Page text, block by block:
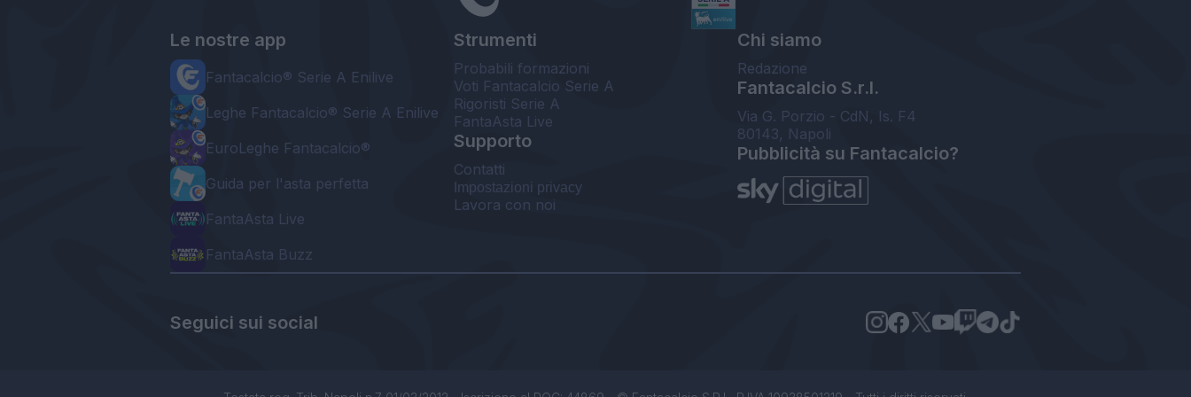
Le nostre app
Fantacalcio® Serie A Enilive
Leghe Fantacalcio® Serie A Enilive
EuroLeghe Fantacalcio®
Guida per l'asta perfetta
FantaAsta Live
FantaAsta Buzz
Strumenti
Probabili formazioni
Voti Fantacalcio Serie A
Rigoristi Serie A
FantaAsta Live
Supporto
Contatti
Impostazioni privacy
Lavora con noi
Chi siamo
Redazione
Fantacalcio S.r.l.
Via G. Porzio - CdN, Is. F4
80143, Napoli
Pubblicità su Fantacalcio?
Seguici sui social